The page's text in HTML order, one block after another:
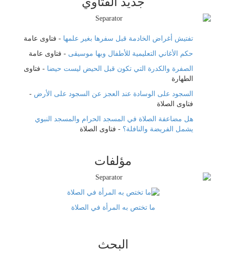
تفتيش أغراض الخادمة قبل سفرها بغير علمها - فتاوى عامة
حكم الأغاني التعليمية للأطفال وبها موسيقى - فتاوى عامة
الصفرة والكدرة التي تكون قبل الحيض ليست حيضا - فتاوى
الطهارة
السجود على الوسادة عند العجز عن السجود على الأرض -
فتاوى الصلاة
هل مضاعفة الصلاة في المسجد الحرام والمسجد النبوي
يشمل الفريضة والنافلة؟ - فتاوى الصلاة
مؤلفات
ما تختص به المرأة في الصلاة
البحث